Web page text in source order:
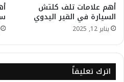
أهم علامات تلف كلتش
السيارة في القير اليدوي
يناير 12, 2025
اترك تعليقاً